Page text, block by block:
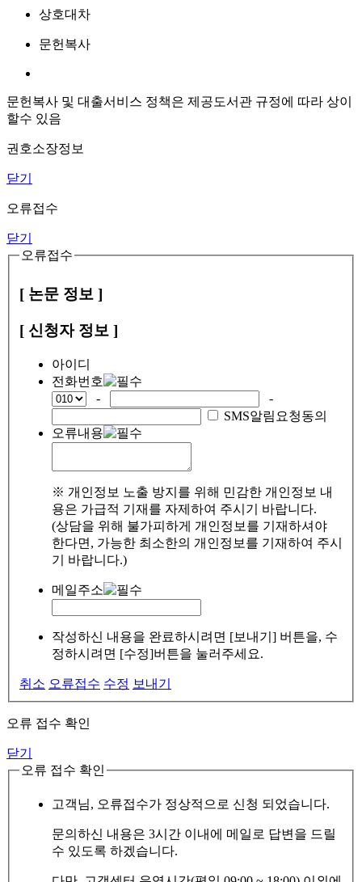
상호대차
문헌복사
문헌복사 및 대출서비스 정책은 제공도서관 규정에 따라 상이
할수 있음
권호소장정보
닫기
오류접수
닫기
오류접수
[ 논문 정보 ]
[ 신청자 정보 ]
아이디
전화번호
-
-
SMS알림요청동의
오류내용
※ 개인정보 노출 방지를 위해 민감한 개인정보 내
용은 가급적 기재를 자제하여 주시기 바랍니다.
(상담을 위해 불가피하게 개인정보를 기재하셔야
한다면, 가능한 최소한의 개인정보를 기재하여 주시
기 바랍니다.)
메일주소
작성하신 내용을 완료하시려면 [보내기] 버튼을, 수
정하시려면 [수정]버튼을 눌러주세요.
취소 오류접수 수정 보내기
오류 접수 확인
닫기
오류 접수 확인
고객님, 오류접수가 정상적으로 신청 되었습니다.
문의하신 내용은 3시간 이내에 메일로 답변을 드릴
수 있도록 하겠습니다.